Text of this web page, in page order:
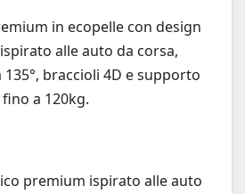
in ecopelle con design
alle auto da corsa,
braccioli 4D e supporto
fino a 120kg.
premium ispirato alle auto